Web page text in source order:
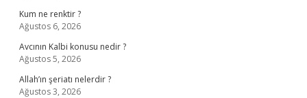
Kum ne renktir ?
Ağustos 6, 2026
Avcının Kalbi konusu nedir ?
Ağustos 5, 2026
Allah’ın şeriatı nelerdir ?
Ağustos 3, 2026